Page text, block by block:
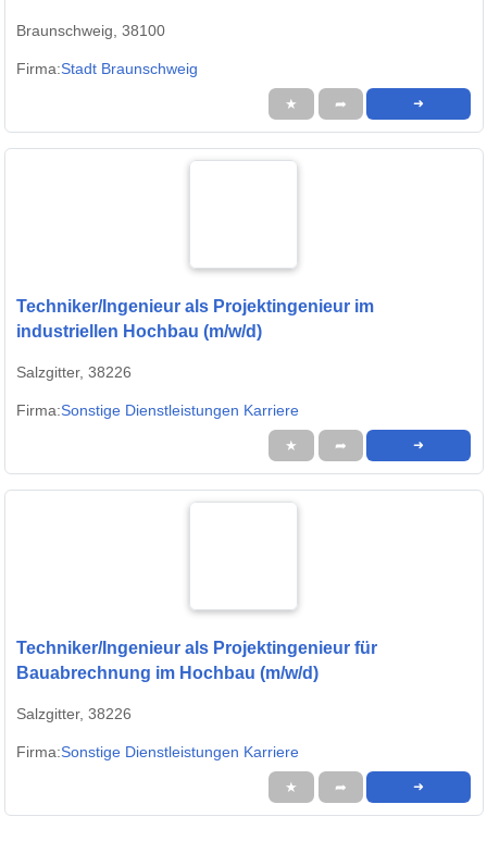
Braunschweig, 38100
Firma:Stadt Braunschweig
★ ➦ ➜
Techniker/Ingenieur als Projektingenieur im
industriellen Hochbau (m/w/d)
Salzgitter, 38226
Firma:Sonstige Dienstleistungen Karriere
★ ➦ ➜
Techniker/Ingenieur als Projektingenieur für
Bauabrechnung im Hochbau (m/w/d)
Salzgitter, 38226
Firma:Sonstige Dienstleistungen Karriere
★ ➦ ➜